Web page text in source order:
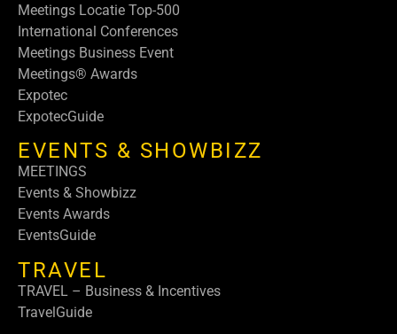
Meetings Locatie Top-500
International Conferences
Meetings Business Event
Meetings® Awards
Expotec
ExpotecGuide
EVENTS & SHOWBIZZ
MEETINGS
Events & Showbizz
Events Awards
EventsGuide
TRAVEL
TRAVEL – Business & Incentives
TravelGuide